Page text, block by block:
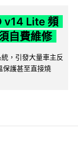
v14 Lite 頻
自費維修
，引發大量車主反
保護甚至直接燒